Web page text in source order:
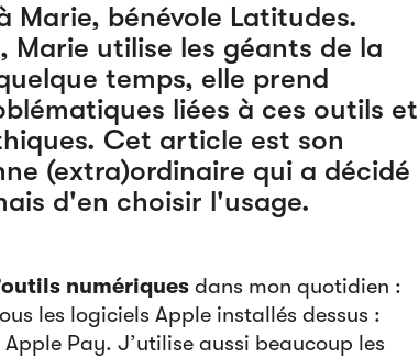
Marie, bénévole Latitudes.
utilise les géants de la
temps, elle prend
liées à ces outils et
Cet article est son
(extra)ordinaire qui a décidé
d'en choisir l'usage.
numériques dans mon quotidien :
les logiciels Apple installés dessus :
Pay. J’utilise aussi beaucoup les